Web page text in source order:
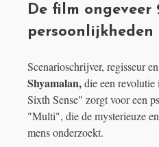
De film ongeveer
persoonlijkheden
Scenarioschrijver, regisseur
Shyamalan,die een
Sixth Sense" zorgt voor een
"Multi", die de mysterieuze
mens onderzoekt.